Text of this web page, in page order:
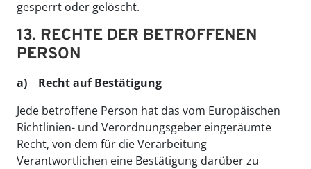
gesperrt oder gelöscht.
13. RECHTE DER BETROFFENEN
PERSON
a) Recht auf Bestätigung
Jede betroffene Person hat das vom Europäischen
Richtlinien- und Verordnungsgeber eingeräumte
Recht, von dem für die Verarbeitung
Verantwortlichen eine Bestätigung darüber zu